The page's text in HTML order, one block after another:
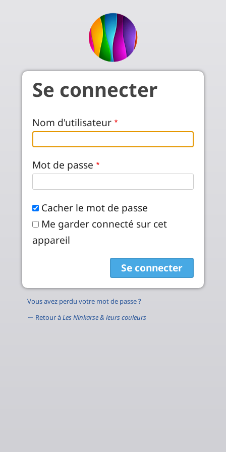
Se connecter
Nom d'utilisateur
Mot de passe
Cacher le mot de passe
Me garder connecté sur cet
appareil
Vous avez perdu votre mot de passe ?
← Retour àLes Ninkarse & leurs couleurs